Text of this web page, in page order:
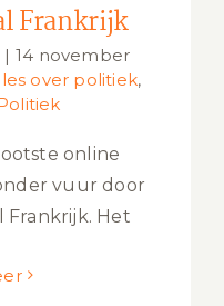
Frankrijk
| 14 november
over politiek,
online
vuur door
Frankrijk. Het